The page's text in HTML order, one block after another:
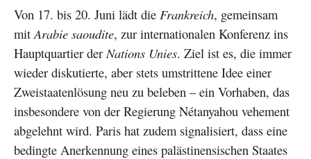
Von 17. bis 20. Juni lädt die Frankreich, gemeinsam
mit Arabie saoudite, zur internationalen Konferenz ins
Hauptquartier der Nations Unies. Ziel ist es, die immer
wieder diskutierte, aber stets umstrittene Idee einer
Zweistaatenlösung neu zu beleben – ein Vorhaben, das
insbesondere von der Regierung Nétanyahou vehement
abgelehnt wird. Paris hat zudem signalisiert, dass eine
bedingte Anerkennung eines palästinensischen Staates